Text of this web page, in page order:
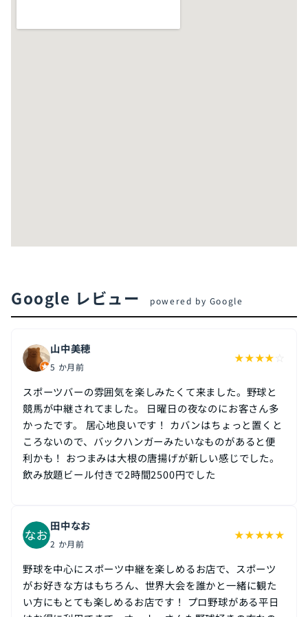
Google レビュー powered by Google
山中美穂
5 か月前
★★★★
スポーツバーの雰囲気を楽しみたくて来ました。野球と
競馬が中継されてました。 日曜日の夜なのにお客さん多
かったです。 居心地良いです！ カバンはちょっと置くと
ころないので、バックハンガーみたいなものがあると便
利かも！ おつまみは大根の唐揚げが新しい感じでした。
飲み放題ビール付きで2時間2500円でした
田中なお
2 か月前
★★★★★
野球を中心にスポーツ中継を楽しめるお店で、スポーツ
がお好きな方はもちろん、世界大会を誰かと一緒に観た
い方にもとても楽しめるお店です！ プロ野球がある平日